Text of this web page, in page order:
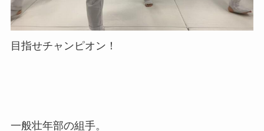
目指せチャンピオン！
一般壮年部の組手。